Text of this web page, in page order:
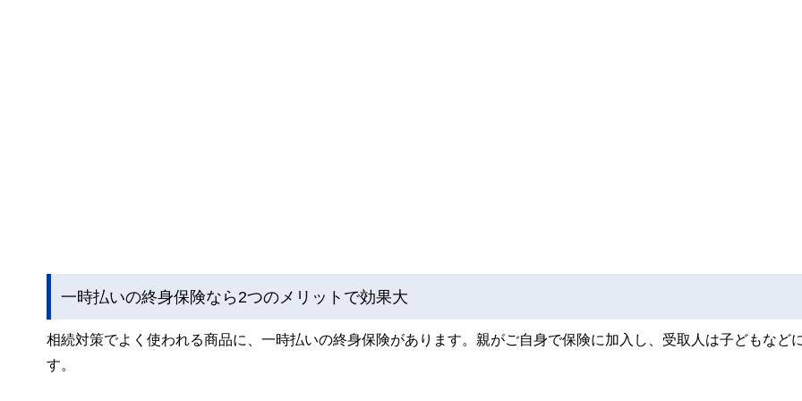
一時払いの終身保険なら2つのメリットで効果大
相続対策でよく使われる商品に、一時払いの終身保険があります。親がご自身で保険に加入し、受取人は子どもなど
す。